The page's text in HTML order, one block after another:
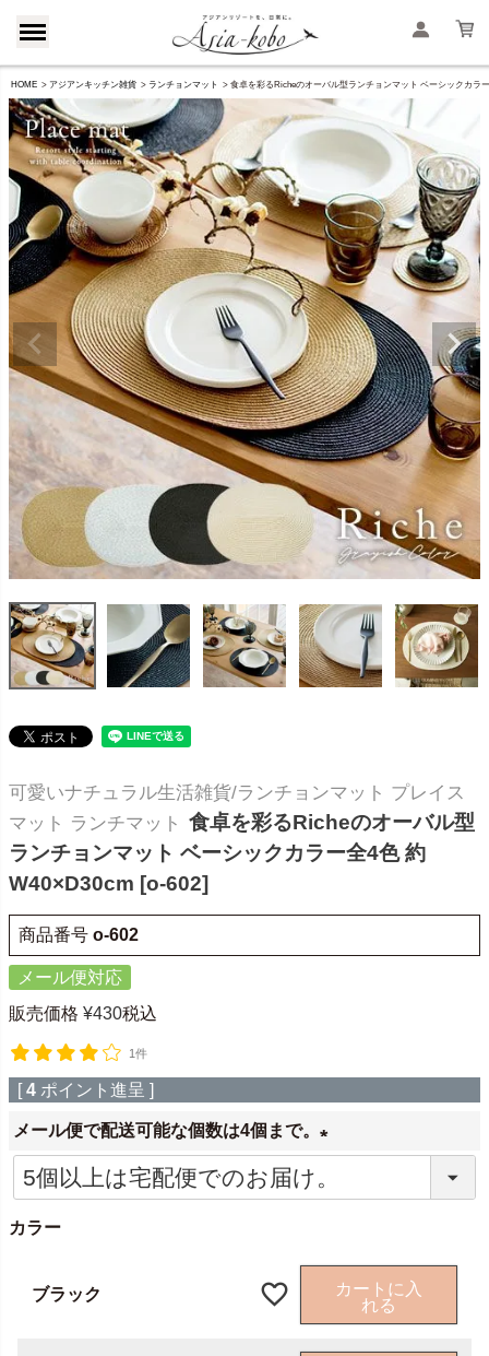
HOME アジアンキッチン雑貨 ランチョンマット 食卓を彩るRicheのオーバル型ランチョンマット ベーシックカラ
可愛いナチュラル生活雑貨/ランチョンマット プレイス
マット ランチマット 食卓を彩るRicheのオーバル型
ランチョンマット ベーシックカラー全4色 約
W40×D30cm [o-602]
商品番号 o-602
メール便対応
販売価格 ¥430税込
1件
[ 4 ポイント進呈 ]
メール便で配送可能な個数は4個まで。
必
)
カラー
ブラック
カートに入
れる